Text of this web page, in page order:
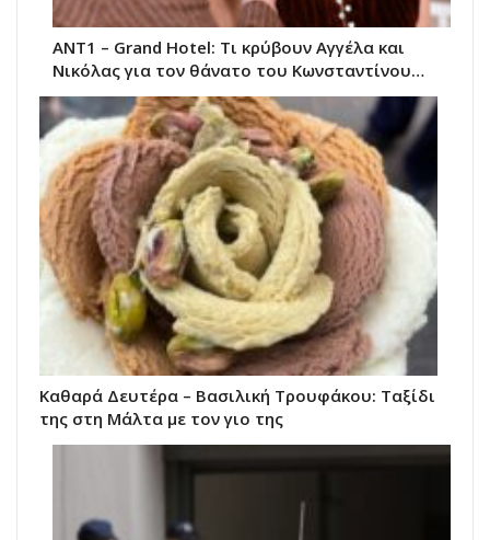
ANT1 – Grand Hotel: Τι κρύβουν Αγγέλα και
Νικόλας για τον θάνατο του Κωνσταντίνου…
Καθαρά Δευτέρα – Βασιλική Τρουφάκου: Ταξίδι
της στη Μάλτα με τον γιο της